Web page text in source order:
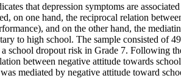
that depression symptoms are
on one hand, the reciprocal relation
and on the other hand, the
to high school. The sample consisted of
school dropout risk in Grade 7. Following
between negative attitude towards
mediated by negative attitude toward